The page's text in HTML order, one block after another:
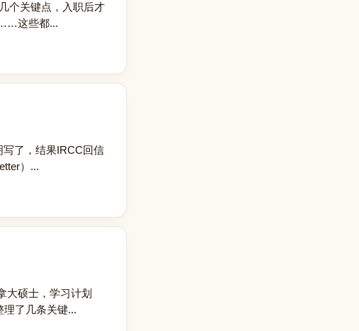
个关键点，入职后才
这些都...
写了，结果IRCC回信
）...
大硕士，学习计划
理了几条关键...